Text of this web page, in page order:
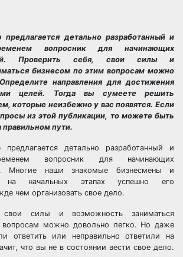
детально разработанный и
вопросник для начинающих
Проверить себя, свои силы и
бизнесом по этим вопросам можно
направления для достижения
целей. Тогда вы сумеете решить
которые неизбежно у вас появятся. Если
из этой публикации, то можете быть
правильном пути.
детально разработанный и
вопросник для начинающих
Многие наши знакомые бизнесмены и
на начальных этапах успешно его
чем организовать свое дело.
свои силы и возможность заниматься
вопросам можно довольно легко. Но даже
ответить или неправильно ответили на
что вы не в состоянии вести свое дело.